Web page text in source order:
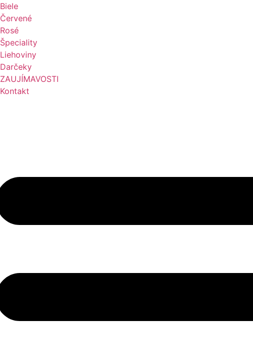
Biele
Červené
Rosé
Špeciality
Liehoviny
Darčeky
ZAUJÍMAVOSTI
Kontakt